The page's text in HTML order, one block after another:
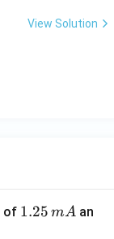
View Solution
of 1.
1.25 mA an